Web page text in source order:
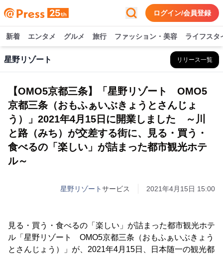
ログイン/会員登録
新着 エンタメ グルメ 旅行 ファッション・美容 ライフスタ
星野リゾート リリース一覧
【OMO5京都三条】「星野リゾート OMO5
京都三条（おもふぁいぶきょうとさんじょ
う）」2021年4月15日に開業しました ～川
と路（みち）が交差する街に、見る・買う・
食べるの「楽しい」が詰まった都市観光ホテ
ル～
星野リゾートサービス 2021年4月15日 15:00
見る・買う・食べるの「楽しい」が詰まった都市観光ホテ
ル「星野リゾート OMO5京都三条（おもふぁいぶきょう
とさんじょう）」が、2021年4月15日、日本随一の観光都